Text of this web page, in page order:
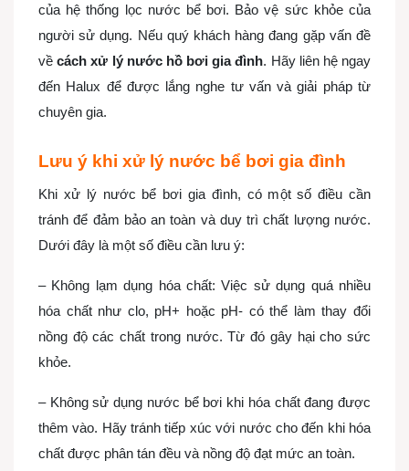
của hệ thống lọc nước bể bơi. Bảo vệ sức khỏe của
người sử dụng. Nếu quý khách hàng đang gặp vấn đề
vềcách xử lý nước hồ bơi gia đình. Hãy liên hệ ngay
đến Halux để được lắng nghe tư vấn và giải pháp từ
chuyên gia.
Lưu ý khi xử lý nước bể bơi gia đình
Khi xử lý nước bể bơi gia đình, có một số điều cần
tránh để đảm bảo an toàn và duy trì chất lượng nước.
Dưới đây là một số điều cần lưu ý:
– Không lạm dụng hóa chất: Việc sử dụng quá nhiều
hóa chất như clo, pH+ hoặc pH- có thể làm thay đổi
nồng độ các chất trong nước. Từ đó gây hại cho sức
khỏe.
– Không sử dụng nước bể bơi khi hóa chất đang được
thêm vào. Hãy tránh tiếp xúc với nước cho đến khi hóa
chất được phân tán đều và nồng độ đạt mức an toàn.